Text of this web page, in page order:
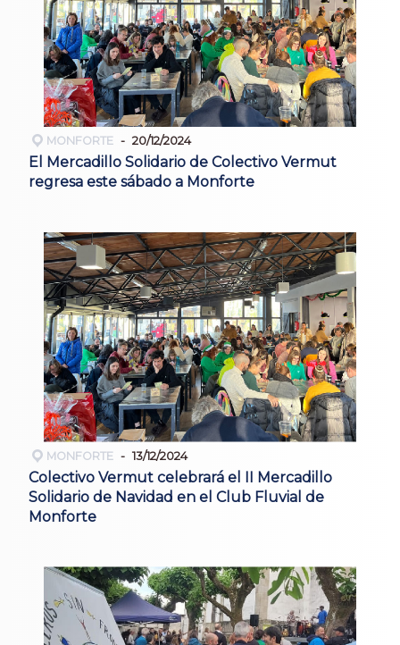
MONFORTE 20/12/2024
El Mercadillo Solidario de Colectivo Vermut
regresa este sábado a Monforte
MONFORTE 13/12/2024
Colectivo Vermut celebrará el II Mercadillo
Solidario de Navidad en el Club Fluvial de
Monforte